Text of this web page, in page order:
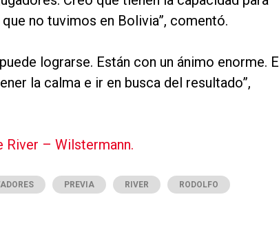
no tuvimos en Bolivia”, comentó.
lograrse. Están con un ánimo enorme.
la calma e ir en busca del resultado”,
River – Wilstermann.
PREVIA RIVER RODOLFO